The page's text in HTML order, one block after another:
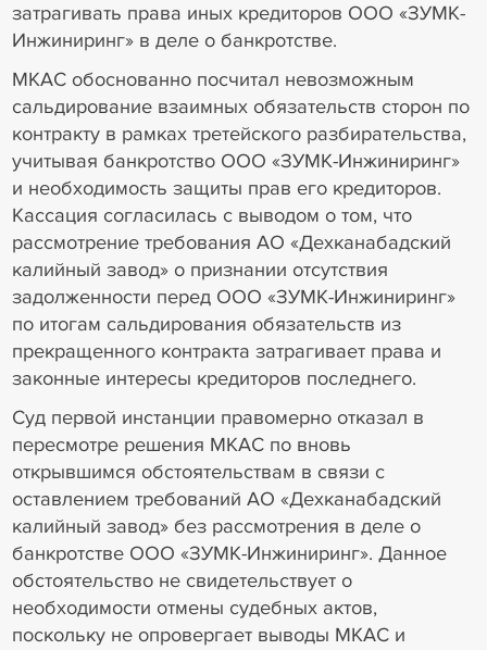
затрагивать права иных кредиторов ООО «ЗУМК-
Инжиниринг» в деле о банкротстве.
МКАС обоснованно посчитал невозможным
сальдирование взаимных обязательств сторон по
контракту в рамках третейского разбирательства,
учитывая банкротство ООО «ЗУМК-Инжиниринг»
и необходимость защиты прав его кредиторов.
Кассация согласилась с выводом о том, что
рассмотрение требования АО «Дехканабадский
калийный завод» о признании отсутствия
задолженности перед ООО «ЗУМК-Инжиниринг»
по итогам сальдирования обязательств из
прекращенного контракта затрагивает права и
законные интересы кредиторов последнего.
Суд первой инстанции правомерно отказал в
пересмотре решения МКАС по вновь
открывшимся обстоятельствам в связи с
оставлением требований АО «Дехканабадский
калийный завод» без рассмотрения в деле о
банкротстве ООО «ЗУМК-Инжиниринг». Данное
обстоятельство не свидетельствует о
необходимости отмены судебных актов,
поскольку не опровергает выводы МКАС и